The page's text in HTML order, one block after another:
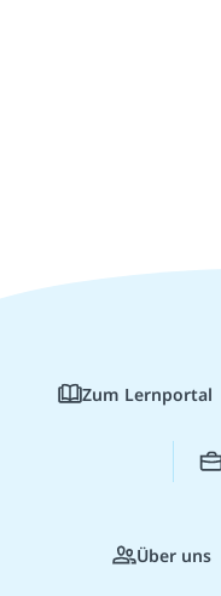
Zum Lernportal
Über uns